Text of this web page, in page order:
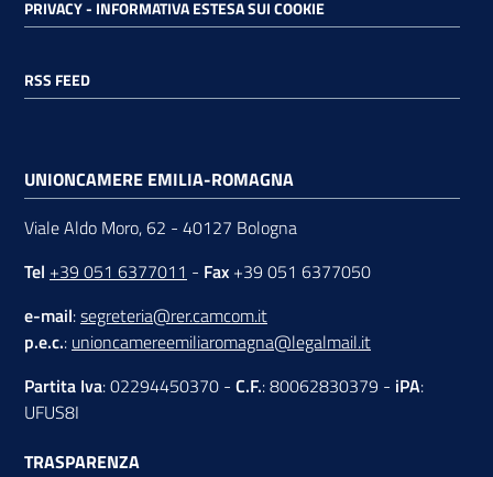
PRIVACY - INFORMATIVA ESTESA SUI COOKIE
RSS FEED
UNIONCAMERE EMILIA-ROMAGNA
Viale Aldo Moro, 62 - 40127 Bologna
Tel +39 051 6377011 - Fax +39 051 6377050
e-mail:segreteria@rer.camcom.it
p.e.c.: unioncamereemiliaromagna@legalmail.it
Partita Iva: 02294450370 - C.F.: 80062830379 - iPA:
UFUS8I
TRASPARENZA